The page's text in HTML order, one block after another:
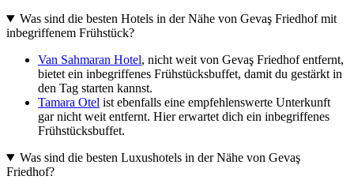
Was sind die besten Hotels in der Nähe von Gevaş Friedhof mit
inbegriffenem Frühstück?
Van Sahmaran Hotel, nicht weit von Gevaş Friedhof entfernt,
bietet ein inbegriffenes Frühstücksbuffet, damit du gestärkt in
den Tag starten kannst.
Tamara Otel ist ebenfalls eine empfehlenswerte Unterkunft
gar nicht weit entfernt. Hier erwartet dich ein inbegriffenes
Frühstücksbuffet.
Was sind die besten Luxushotels in der Nähe von Gevaş
Friedhof?